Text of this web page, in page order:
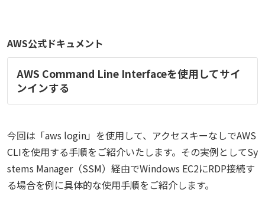
AWS公式ドキュメント
AWS Command Line Interfaceを使用してサイ
ンインする
今回は「aws login」を使用して、アクセスキーなしでAWS
CLIを使用する手順をご紹介いたします。 その実例としてSy
stems Manager（SSM）経由でWindows EC2にRDP接続す
る場合を例に具体的な使用手順をご紹介します。